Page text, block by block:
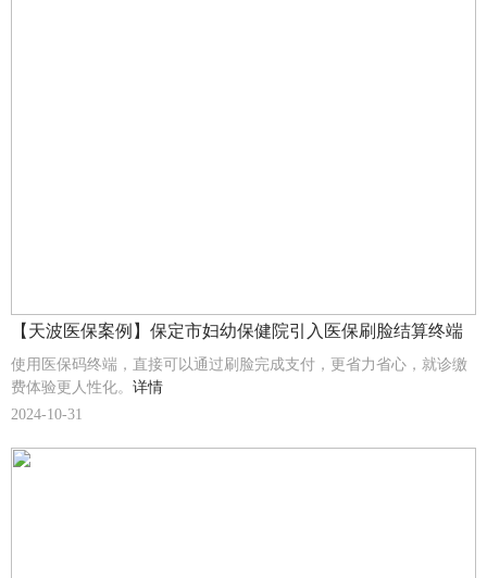
【天波医保案例】保定市妇幼保健院引入医保刷脸结算终端
使用医保码终端，直接可以通过刷脸完成支付，更省力省心，就诊缴
费体验更人性化。 详情
2024-10-31